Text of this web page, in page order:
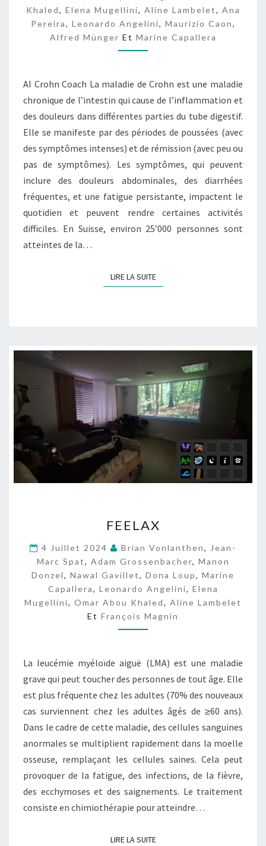
Khaled, Elena Mugellini, Aline Lambelet, Ana
Pereira, Leonardo Angelini, Maurizio Caon,
Alfred Münger Et Marine Capallera
AI Crohn Coach La maladie de Crohn est une maladie
chronique de l’intestin qui cause de l’inflammation et
des douleurs dans différentes parties du tube digestif.
Elle se manifeste par des périodes de poussées (avec
des symptômes intenses) et de rémission (avec peu ou
pas de symptômes). Les symptômes, qui peuvent
inclure des douleurs abdominales, des diarrhées
fréquentes, et une fatigue persistante, impactent le
quotidien et peuvent rendre certaines activités
difficiles. En Suisse, environ 25’000 personnes sont
atteintes de la…
LIRE LA SUITELIRE LA SUITE
E
L
A
X
FEELAX
4 Juillet 2024 Brian Vonlanthen,
Jean-
Marc Spat, Adam Grossenbacher, Manon
Donzel, Nawal Gavillet, Dona Loup, Marine
Capallera, Leonardo Angelini, Elena
Mugellini, Omar Abou Khaled, Aline Lambelet
Et François Magnin
La leucémie myéloïde aiguë (LMA) est une maladie
grave qui peut toucher des personnes de tout âge. Elle
est plus fréquente chez les adultes (70% des nouveaux
cas surviennent chez les adultes âgés de ≥60 ans).
Dans le cadre de cette maladie, des cellules sanguines
anormales se multiplient rapidement dans la moelle
osseuse, remplaçant les cellules saines. Cela peut
provoquer de la fatigue, des infections, de la fièvre,
des ecchymoses et des saignements. Le traitement
consiste en chimiothérapie pour atteindre…
LIRE LA SUITELIRE LA SUITE